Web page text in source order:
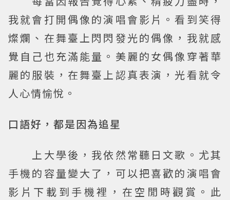
我就會打開偶像的演唱會影片。看到笑得
燦爛、在舞臺上閃閃發光的偶像，我就感
覺自己也充滿能量。美麗的女偶像穿著華
麗的服裝，在舞臺上認真表演，光看就令
人心情愉悅。
口語好，都是因為追星
上大學後，我依然常聽日文歌。尤其
手機的容量變大了，可以把喜歡的演唱會
影片下載到手機裡，在空閒時觀賞。此